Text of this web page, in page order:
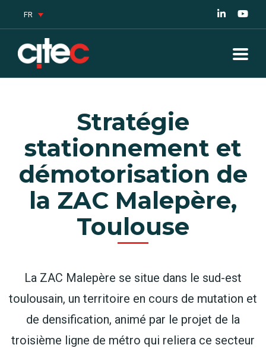
FR
Stratégie
stationnement et
démotorisation de
la ZAC Malepère,
Toulouse
La ZAC Malepère se situe dans le sud-est
toulousain, un territoire en cours de mutation et
de densification, animé par le projet de la
troisième ligne de métro qui reliera ce secteur